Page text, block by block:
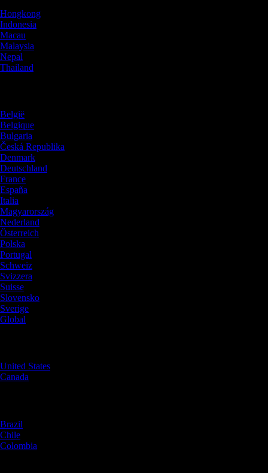
Hongkong
Indonesia
Macau
Malaysia
Nepal
Thailand
België
Belgique
Bulgaria
Česká Republika
Denmark
Deutschland
France
España
Italia
Magyarország
Nederland
Österreich
Polska
Portugal
Schweiz
Svizzera
Suisse
Slovensko
Sverige
Global
United States
Canada
Brazil
Chile
Colombia